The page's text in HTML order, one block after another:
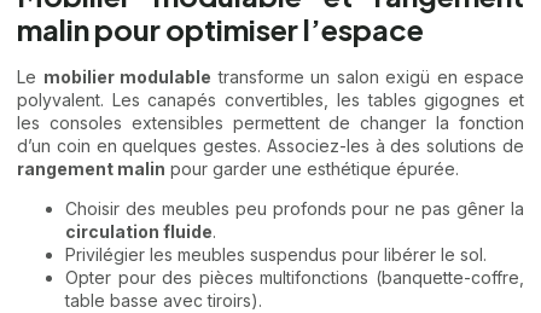
malin pour optimiser l’espace
Le mobilier modulable transforme un salon exigü en espace
polyvalent. Les canapés convertibles, les tables gigognes et
les consoles extensibles permettent de changer la fonction
d’un coin en quelques gestes. Associez-les à des solutions de
rangement malin pour garder une esthétique épurée.
Choisir des meubles peu profonds pour ne pas gêner la
circulation fluide.
Privilégier les meubles suspendus pour libérer le sol.
Opter pour des pièces multifonctions (banquette-coffre,
table basse avec tiroirs).